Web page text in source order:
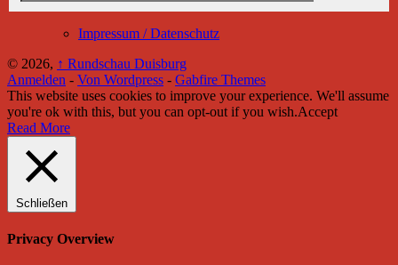
Impressum / Datenschutz
© 2026, ↑ Rundschau Duisburg
Anmelden - Von Wordpress - Gabfire Themes
This website uses cookies to improve your experience. We'll assume
you're ok with this, but you can opt-out if you wish.Accept
Read More
Schließen
Privacy Overview